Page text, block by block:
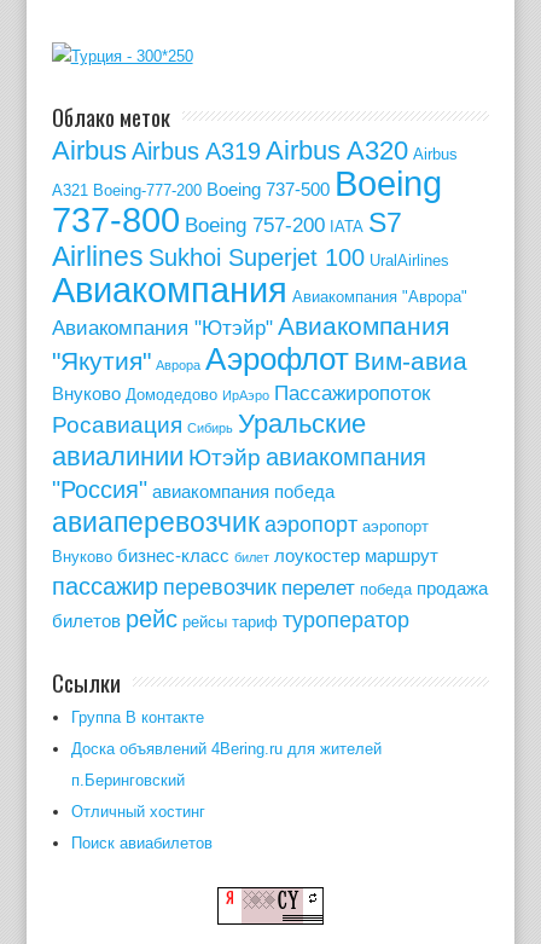
Облако меток
Airbus Airbus A319 Airbus A320 Airbus
A321 Boeing-777-200 Boeing 737-500 Boeing
737-800 Boeing 757-200 IATA S7
Airlines Sukhoi Superjet 100 UralAirlines
Авиакомпания Авиакомпания "Аврора"
Авиакомпания "Ютэйр" Авиакомпания
"Якутия" Аврора Аэрофлот Вим-авиа
Внуково Домодедово ИрАэро Пассажиропоток
Росавиация Сибирь Уральские
авиалинии Ютэйр авиакомпания
"Россия" авиакомпания победа
авиаперевозчик аэропорт аэропорт
Внуково бизнес-класс билет лоукостер маршрут
пассажир перевозчик перелет победа продажа
билетов рейс рейсы тариф туроператор
Ссылки
Группа В контакте
Доска объявлений 4Bering.ru для жителей
п.Беринговский
Отличный хостинг
Поиск авиабилетов